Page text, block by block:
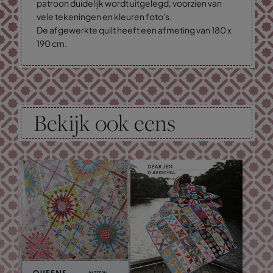
patroon duidelijk wordt uitgelegd, voorzien van
vele tekeningen en kleuren foto's.
De afgewerkte quilt heeft een afmeting van 180 x
190 cm.
Bekijk ook eens